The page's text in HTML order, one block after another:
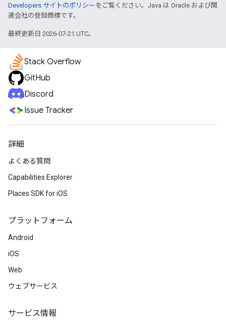
Developers サイトのポリシー をご覧ください。Java は Oracle および関
連会社の登録商標です。
最終更新日 2026-07-21 UTC。
Stack Overflow
GitHub
Discord
Issue Tracker
詳細
よくある質問
Capabilities Explorer
Places SDK for iOS
プラットフォーム
Android
iOS
Web
ウェブサービス
サービス情報